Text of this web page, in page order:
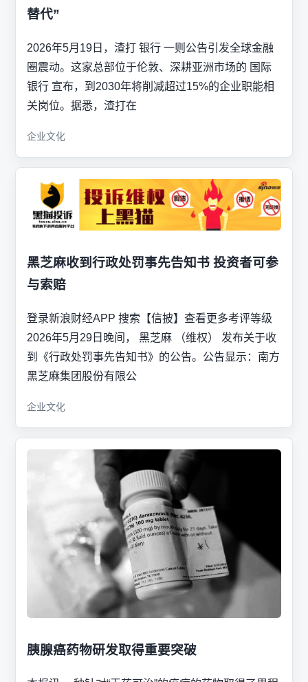
替代”
2026年5月19日，渣打 银行 一则公告引发全球金融
圈震动。这家总部位于伦敦、深耕亚洲市场的 国际
银行 宣布，到2030年将削减超过15%的企业职能相
关岗位。据悉，渣打在
企业文化
黑芝麻收到行政处罚事先告知书 投资者可参
与索赔
登录新浪财经APP 搜索【信披】查看更多考评等级
2026年5月29日晚间， 黑芝麻 （维权） 发布关于收
到《行政处罚事先告知书》的公告。公告显示：南方
黑芝麻集团股份有限公
企业文化
胰腺癌药物研发取得重要突破